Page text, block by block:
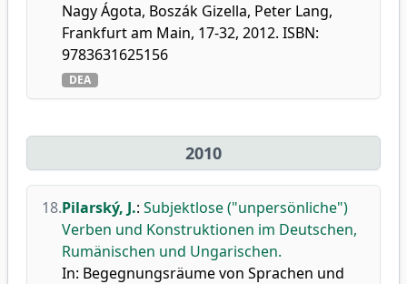
Nagy Ágota, Boszák Gizella, Peter Lang,
Frankfurt am Main, 17-32, 2012. ISBN:
9783631625156
DEA
2010
18.Pilarský, J.: Subjektlose ("unpersönliche")
Verben und Konstruktionen im Deutschen,
Rumänischen und Ungarischen.
In: Begegnungsräume von Sprachen und